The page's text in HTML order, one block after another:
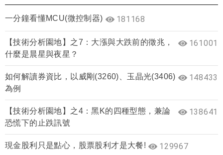
一分鐘看懂MCU(微控制器) 181168
【技術分析園地】之7：大漲與大跌前的徵兆，
什麼是晨星與夜星？
161001
如何解讀券資比，以威剛(3260)、玉晶光(3406)
為例
148433
【技術分析園地】之4：黑K的四種型態，兼論
恐慌下的止跌訊號
138641
現金股利只是點心，股票股利才是大餐! 129967